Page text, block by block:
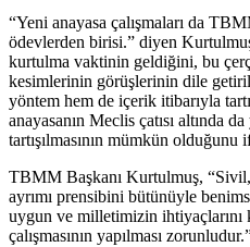
“Yeni anayasa çalışmaları da
ödevlerden birisi.” diyen
kurtulma vaktinin geldiğini, bu
kesimlerinin görüşlerinin dile
yöntem hem de içerik itibarıyla
anayasanın Meclis çatısı altında
tartışılmasının mümkün olduğunu
TBMM Başkanı Kurtulmuş, “Sivil,
ayrımı prensibini bütünüyle
uygun ve milletimizin ihtiyaçlarını
çalışmasının yapılması